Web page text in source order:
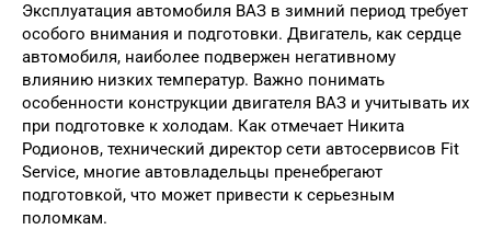
Эксплуатация автомобиля ВАЗ в зимний период требует
особого внимания и подготовки. Двигатель, как сердце
автомобиля, наиболее подвержен негативному
влиянию низких температур. Важно понимать
особенности конструкции двигателя ВАЗ и учитывать их
при подготовке к холодам. Как отмечает Никита
Родионов, технический директор сети автосервисов Fit
Service, многие автовладельцы пренебрегают
подготовкой, что может привести к серьезным
поломкам.